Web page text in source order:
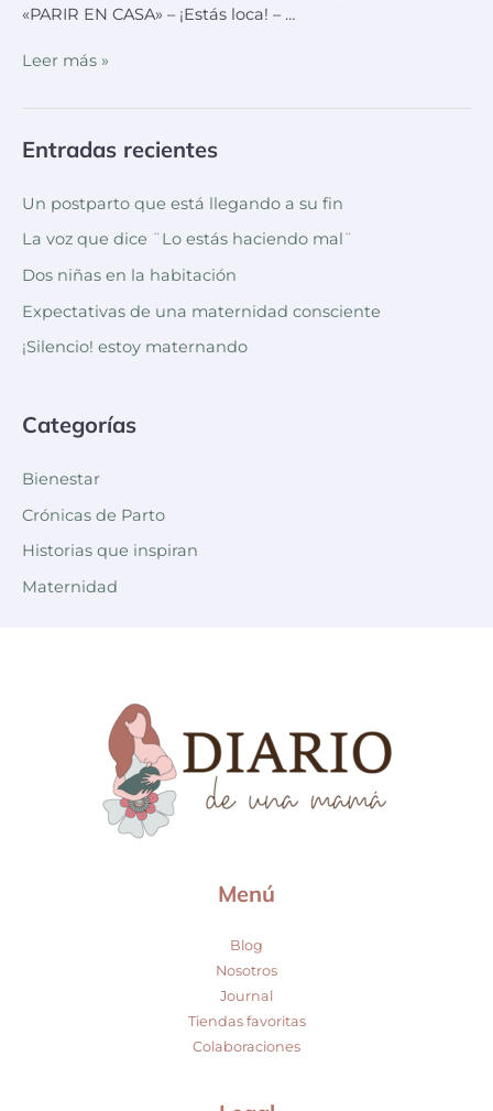
«PARIR EN CASA» – ¡Estás loca! – …
Leer más »
Entradas recientes
Un postparto que está llegando a su fin
La voz que dice ¨Lo estás haciendo mal¨
Dos niñas en la habitación
Expectativas de una maternidad consciente
¡Silencio! estoy maternando
Categorías
Bienestar
Crónicas de Parto
Historias que inspiran
Maternidad
Menú
Blog
Nosotros
Journal
Tiendas favoritas
Colaboraciones